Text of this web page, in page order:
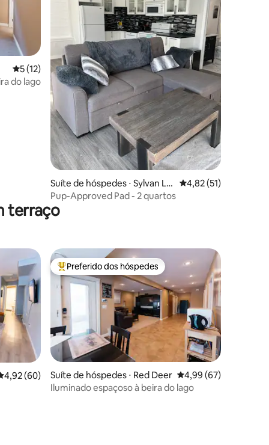
5 de uma avaliação média de 5, 12 avaliações
5 (12)
do lago
Suíte de hóspedes ⋅ Sylvan La
ke
4,82 de uma
4,82 (51)
Pup-Approved Pad - 2 quartos
terraço
hóspedes
de uma avaliação média de 5, 60 avaliações
4,92 (60)
Entre os melhores preferidos dos hóspedes
Preferido dos hóspedes
Suíte de hóspedes ⋅ Red Deer 4,99 de uma
4,99 (67)
Iluminado espaçoso à beira do lago